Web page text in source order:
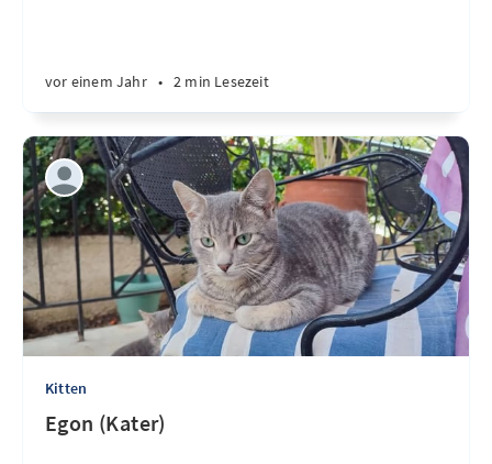
vor einem Jahr • 2 min Lesezeit
Kitten
Egon (Kater)